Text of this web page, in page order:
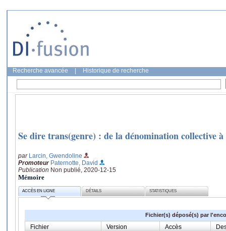
Recherche avancée Historique de recherche
Se dire trans(genre) : de la dénomination collective
par Larcin, Gwendoline
Promoteur Paternotte, David
Publication Non publié, 2020-12-15
Mémoire
ACCÈS EN LIGNE DÉTAILS STATISTIQUES
Fichier(s) déposé(s) par
Fichier Version Accès